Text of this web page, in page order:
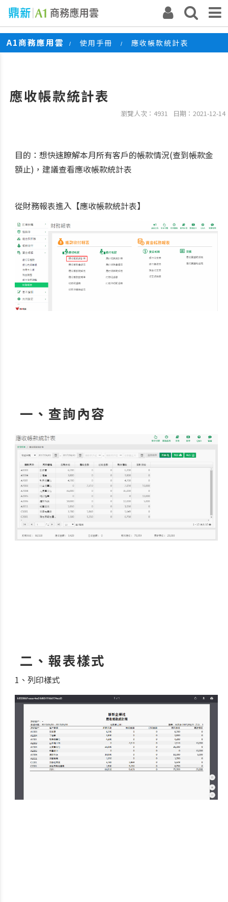
A1商務應用雲 / 使用手冊 / 應收帳款統計表
應收帳款統計表
瀏覽人次：4931 日期：2021-12-14
目的：想快速瞭解本月所有客戶的帳款情況(查到帳款金
額止)，建議查看應收帳款統計表
從財務報表進入【應收帳款統計表】
一、查詢內容
二、報表樣式
1、列印樣式